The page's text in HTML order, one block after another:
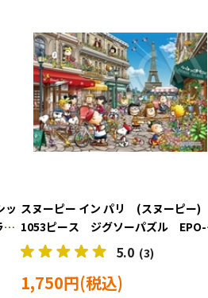
ッ
シ
スヌーピー イン パリ (スヌーピー)
1053ピース ジグソーパズル EPO-
32-611s
5.0 (3)
1,750円